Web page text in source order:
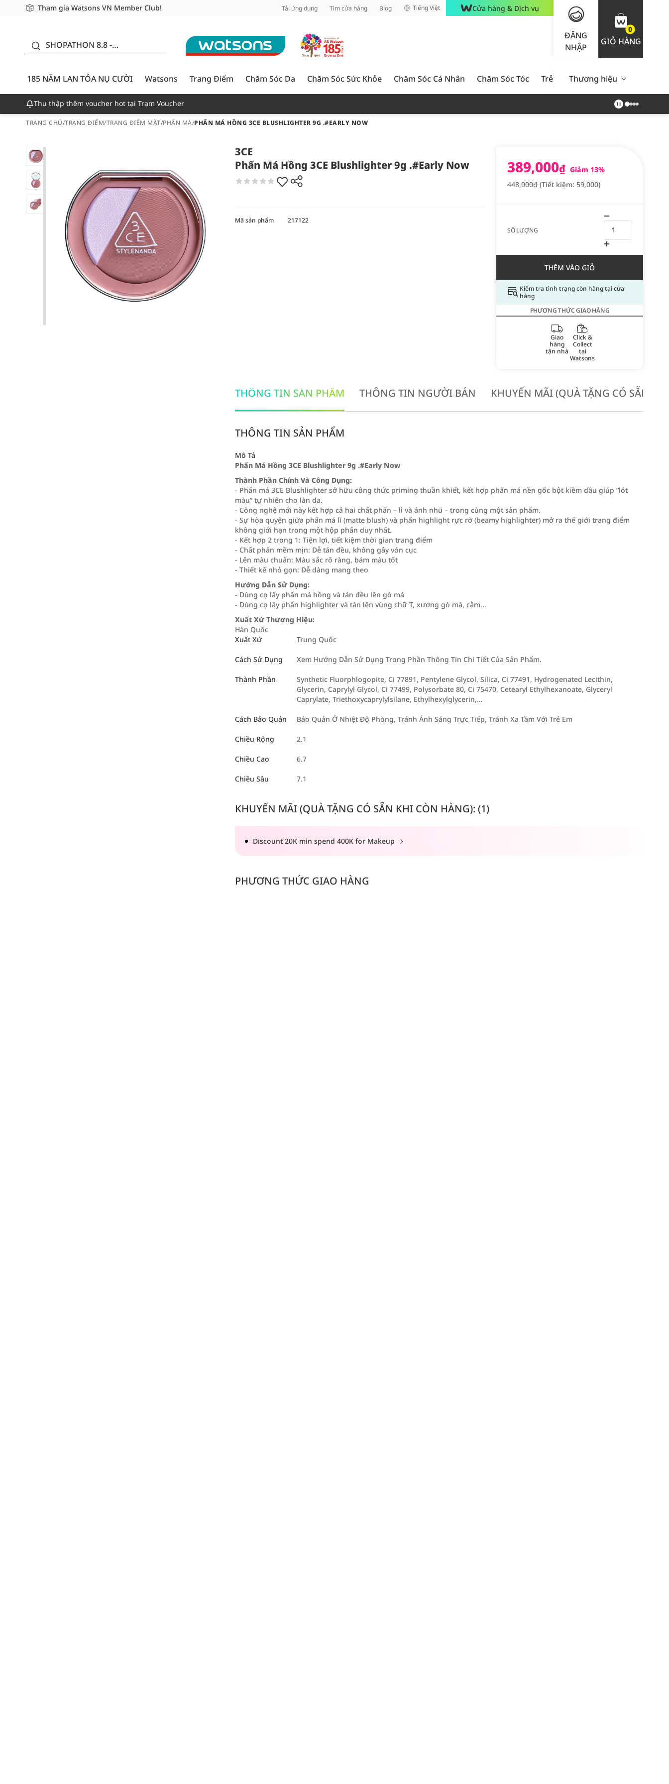
Tham gia Watsons VN Member Club!
Miễn phí giao hàng cho đơn hàng từ 249,000Đ
Giao hàng nhanh 24h - Áp dụng khu vực TP. Hồ Chí Minh Tải ứng dụng Tìm cửa hàng Blog Tiếng Việt Cửa hàng & Dịch vụ
ĐĂNG
NHẬP
0
GIỎ HÀNG
SHOPATHON 8.8 -
CƯỜI - GIẢM ĐẾN
50%
185 NĂM LAN TỎA NỤ CƯỜI
Watsons Trang Điểm Chăm Sóc Da Chăm Sóc Sức Khỏe Chăm Sóc Cá Nhân Chăm Sóc Tóc Trẻ Em Nam Giới Chăm Sóc
Thương hiệu
Thu thập thêm voucher hot tại Trạm Voucher
TRANG CHỦ/TRANG ĐIỂM/TRANG ĐIỂM MẶT/PHẤN MÁ/PHẤN MÁ HỒNG 3CE BLUSHLIGHTER 9G .#EARLY NOW
3CE
Phấn Má Hồng 3CE Blushlighter 9g .#Early Now
389,000₫ Giảm 13%
448,000₫(Tiết kiệm: 59,000)
SỐ LƯỢNG
THÊM VÀO GIỎ
Kiểm tra tình trạng còn hàng tại cửa
hàng
PHƯƠNG THỨC GIAO HÀNG
Giao
hàng
tận nhà
Click &
Collect
tại
Watsons
Mã sản phẩm 217122
THÔNG TIN SẢN PHẨM THÔNG TIN NGƯỜI BÁN KHUYẾN MÃI (QUÀ TẶNG CÓ SẴN
THÔNG TIN SẢN PHẨM
Mô Tả
Phấn Má Hồng 3CE Blushlighter 9g .#Early Now
Thành Phần Chính Và Công Dụng:
- Phấn má 3CE Blushlighter sở hữu công thức priming thuần khiết, kết hợp phấn má nền gốc bột kiềm dầu giúp “lót
màu” tự nhiên cho làn da.
- Công nghệ mới này kết hợp cả hai chất phấn – lì và ánh nhũ – trong cùng một sản phẩm.
- Sự hòa quyện giữa phấn má lì (matte blush) và phấn highlight rực rỡ (beamy highlighter) mở ra thế giới trang điểm
không giới hạn trong một hộp phấn duy nhất.
- Kết hợp 2 trong 1: Tiện lợi, tiết kiệm thời gian trang điểm
- Chất phấn mềm mịn: Dễ tán đều, không gây vón cục
- Lên màu chuẩn: Màu sắc rõ ràng, bám màu tốt
- Thiết kế nhỏ gọn: Dễ dàng mang theo
Hướng Dẫn Sử Dụng:
- Dùng cọ lấy phấn má hồng và tán đều lên gò má
- Dùng cọ lấy phấn highlighter và tán lên vùng chữ T, xương gò má, cằm...
Xuất Xứ Thương Hiệu:
Hàn Quốc
Xuất Xứ
Trung Quốc
Cách Sử Dụng Xem Hướng Dẫn Sử Dụng Trong Phần Thông Tin Chi Tiết Của Sản Phẩm.
Thành Phần
Synthetic Fluorphlogopite, Ci 77891, Pentylene Glycol, Silica, Ci 77491, Hydrogenated Lecithin,
Glycerin, Caprylyl Glycol, Ci 77499, Polysorbate 80, Ci 75470, Cetearyl Ethylhexanoate, Glyceryl
Caprylate, Triethoxycaprylylsilane, Ethylhexylglycerin,…
Cách Bảo Quản Bảo Quản Ở Nhiệt Độ Phòng, Tránh Ánh Sáng Trực Tiếp, Tránh Xa Tầm Với Trẻ Em
Chiều Rộng 2.1
Chiều Cao 6.7
Chiều Sâu 7.1
KHUYẾN MÃI (QUÀ TẶNG CÓ SẴN KHI CÒN HÀNG): (1)
Discount 20K min spend 400K for Makeup
PHƯƠNG THỨC GIAO HÀNG